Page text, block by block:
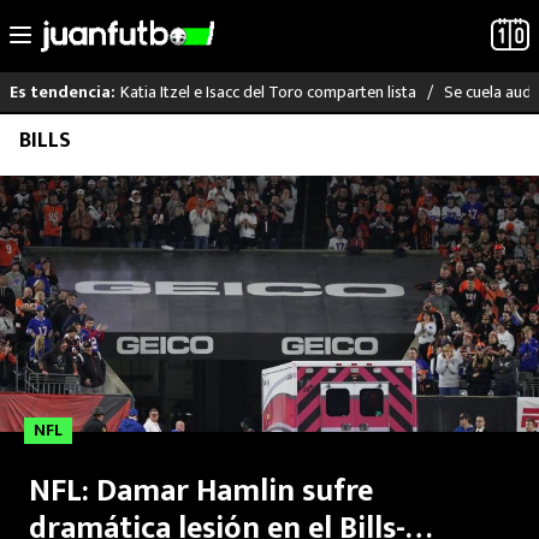
Saltar
contenido
Es tendencia: Katia Itzel e Isacc del Toro comparten lista Se cuela
LO ÚLTIMO
LIGA MX
RAYADOS
PUMAS
ATLANTE
SELECCIÓN MEXICANA
FUTBOL INTERNACIONAL
BILLS
NFL
NFL: Damar Hamlin sufre
dramática lesión en el Bills-